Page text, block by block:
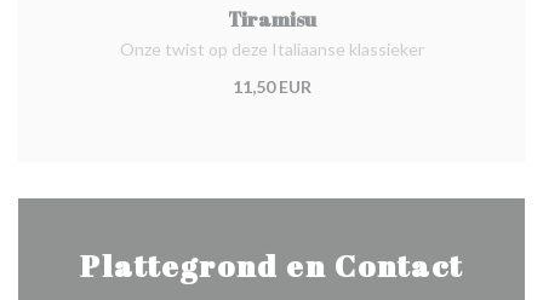
Tiramisu
Onze twist op deze Italiaanse klassieker
11,50 EUR
Plattegrond en Contact